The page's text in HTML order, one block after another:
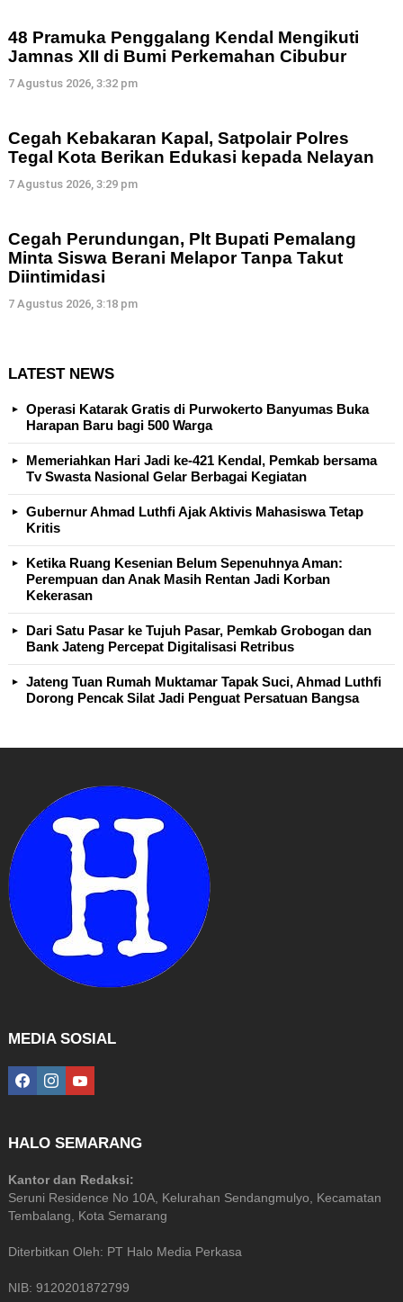
48 Pramuka Penggalang Kendal Mengikuti
Jamnas XII di Bumi Perkemahan Cibubur
7 Agustus 2026, 3:32 pm
Cegah Kebakaran Kapal, Satpolair Polres
Tegal Kota Berikan Edukasi kepada Nelayan
7 Agustus 2026, 3:29 pm
Cegah Perundungan, Plt Bupati Pemalang
Minta Siswa Berani Melapor Tanpa Takut
Diintimidasi
7 Agustus 2026, 3:18 pm
LATEST NEWS
Operasi Katarak Gratis di Purwokerto Banyumas Buka
Harapan Baru bagi 500 Warga
Memeriahkan Hari Jadi ke-421 Kendal, Pemkab bersama
Tv Swasta Nasional Gelar Berbagai Kegiatan
Gubernur Ahmad Luthfi Ajak Aktivis Mahasiswa Tetap
Kritis
Ketika Ruang Kesenian Belum Sepenuhnya Aman:
Perempuan dan Anak Masih Rentan Jadi Korban
Kekerasan
Dari Satu Pasar ke Tujuh Pasar, Pemkab Grobogan dan
Bank Jateng Percepat Digitalisasi Retribus
Jateng Tuan Rumah Muktamar Tapak Suci, Ahmad Luthfi
Dorong Pencak Silat Jadi Penguat Persatuan Bangsa
MEDIA SOSIAL
facebookinstagramyoutube
HALO SEMARANG
Kantor dan Redaksi:
Seruni Residence No 10A, Kelurahan Sendangmulyo, Kecamatan
Tembalang, Kota Semarang
Diterbitkan Oleh: PT Halo Media Perkasa
NIB: 9120201872799